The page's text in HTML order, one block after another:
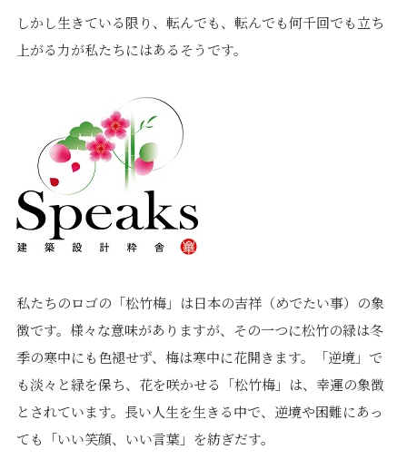
しかし生きている限り、転んでも、転んでも何千回でも立ち
上がる力が私たちにはあるそうです。
私たちのロゴの「松竹梅」は日本の吉祥（めでたい事）の象
徴です。様々な意味がありますが、その一つに松竹の緑は冬
季の寒中にも色褪せず、梅は寒中に花開きます。「逆境」で
も淡々と緑を保ち、花を咲かせる「松竹梅」は、幸運の象徴
とされています。長い人生を生きる中で、逆境や困難にあっ
ても「いい笑顔、いい言葉」を紡ぎだす。